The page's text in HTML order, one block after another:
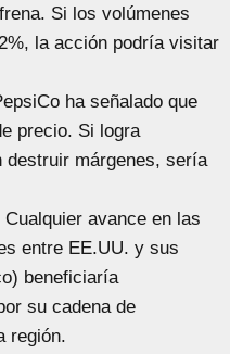
Si los volúmenes
la acción podría visitar
ha señalado que
precio. Si logra
márgenes, sería
Cualquier avance en las
entre EE.UU. y sus
beneficiaría
su cadena de
región.